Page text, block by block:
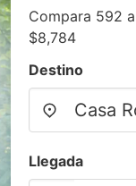
Compara 592
$8,784
Destino
Llegada